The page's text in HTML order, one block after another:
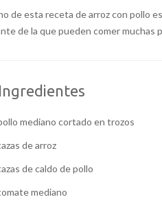
de esta receta de arroz con pollo
de la que pueden comer muchas
Ingredientes
mediano cortado en trozos
de arroz
de caldo de pollo
mediano